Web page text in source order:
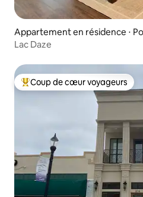
Appartement en résidence ⋅
Lac Daze
Coups de cœur voyageurs les
Coup de cœur voyageurs